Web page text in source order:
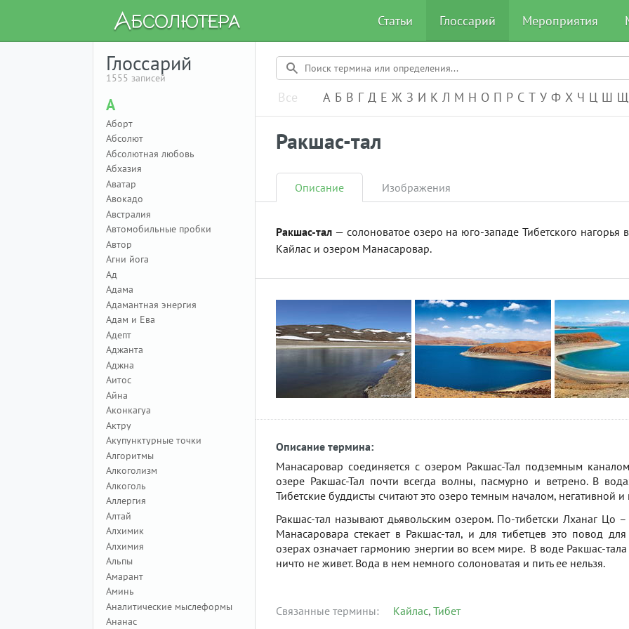
Статьи Глоссарий Мероприятия
Глоссарий
1555 записей
А
Аборт
Абсолют
Абсолютная любовь
Абхазия
Аватар
Авокадо
Австралия
Автомобильные пробки
Автор
Агни йога
Ад
Адама
Адамантная энергия
Адам и Ева
Адепт
Аджанта
Аджна
Аитос
Айна
Аконкагуа
Актру
Акупунктурные точки
Алгоритмы
Алкоголизм
Алкоголь
Аллергия
Алтай
Алхимик
Алхимия
Альпы
Амарант
Аминь
Аналитические мыслеформы
Ананас
Все А-Я
А Б В Г Д Е Ж З И К Л М Н О П Р С Т У Ф Х Ч Ц Ш Щ
Ракшас-тал
Описание Изображения
Ракшас-тал — солоноватое озеро на юго-западе Тибетского
Кайлас и озером Манасаровар.
Описание термина:
Манасаровар соединяется с озером Ракшас-Тал подземным
озере Ракшас-Тал почти всегда волны, пасмурно и ветрено. В
Тибетские буддисты считают это озеро темным началом, негативной
Ракшас-тал называют дьявольским озером. По-тибетски Лханаг Цо
Манасаровара стекает в Ракшас-тал, и для тибетцев это повод
озерах означает гармонию энергии во всем мире. В воде Ракшас-
ничто не живет. Вода в нем немного солоноватая и пить ее нельзя.
Связанные термины: Кайлас Тибет